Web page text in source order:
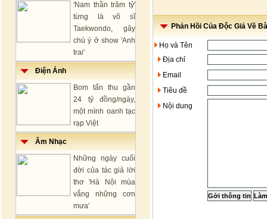
'Nam thần trăm tỷ'
từng là võ sĩ
Taekwondo, gây
chú ý ở show 'Anh
trai'
Điện Ảnh
Bom tấn thu gần
24 tỷ đồng/ngày,
một mình oanh tạc
rạp Việt
Âm Nhạc
Những ngày cuối
đời của tác giả lời
thơ 'Hà Nội mùa
vắng những cơn
mưa'
Phản Hồi Của Độc Giả Về
Họ và Tên
Địa chỉ
Email
Tiêu đề
Nội dung